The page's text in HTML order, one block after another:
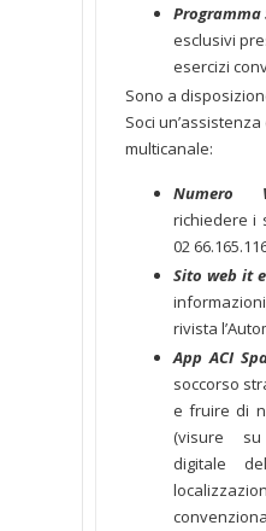
Programma
esclusivi
esercizi
Sono a
Soci
multicanale:
Numero
richiedere i
02
Sito web it
rivista
App ACI
soccorso
e fruire di
(visure
digitale